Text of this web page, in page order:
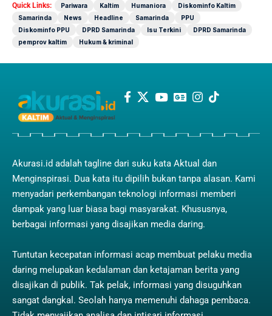
Quick Links: Pariwara Kaltim Humaniora
Diskominfo Kaltim
Samarinda
News Headline Samarinda
PPU
Diskominfo PPU
DPRD Samarinda Isu Terkini
DPRD Samarinda
pemprov kaltim
Hukum & kriminal
Akurasi.id adalah tagline dari suku kata Aktual dan
Menginspirasi. Dua kata itu dipilih bukan tanpa alasan. Kami
menyadari perkembangan teknologi informasi memberi
dampak yang luar biasa bagi masyarakat. Khususnya,
berbagai informasi yang disajikan media daring.
Tuntutan kecepatan informasi acap membuat pelaku media
daring melupakan kedalaman dan ketajaman berita yang
disajikan di publik. Tak pelak, informasi yang disuguhkan
sangat dangkal. Seolah hanya memenuhi dahaga pembaca.